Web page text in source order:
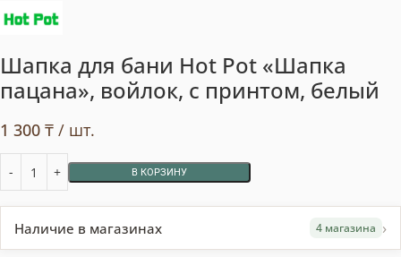
Шапка для бани Hot Pot «Шапка
пацана», войлок, с принтом, белый
1 300 ₸ / шт.
В КОРЗИНУ
Наличие в магазинах 4 магазина ›